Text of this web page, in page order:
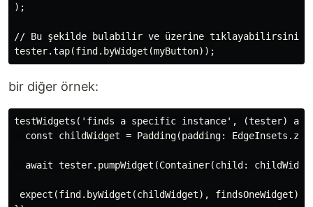
);
// Bu şekilde bulabilir ve üzerine tıklayabilirsiniz:
bir diğer örnek:
testWidgets('finds a specific instance', (tester)
const childWidget = Padding(padding:
await tester.pumpWidget(Container(child:
expect(find.byWidget(childWidget), findsOneWidget);